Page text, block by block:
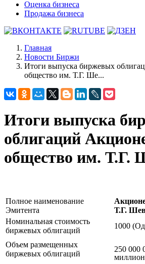
Оценка бизнеса
Продажа бизнеса
Главная
Новости Биржи
Итоги выпуска биржевых
общество им. Т.Г. Ше...
Итоги выпуска
облигаций
общество им. Т.Г.
Полное наименование
Эмитента
Т.Г.
Номинальная стоимость
биржевых облигаций
1000
Объем размещенных
биржевых облигаций
250 000